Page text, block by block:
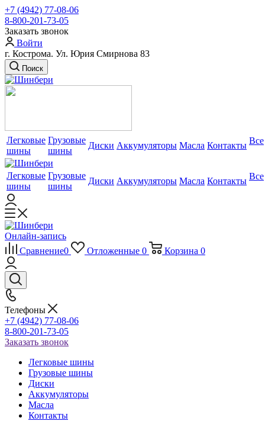
+7 (4942) 77-08-06
8-800-201-73-05
Заказать звонок
Войти
г. Кострома. Ул. Юрия Смирнова 83
Поиск
Легковые
шины
Грузовые
шины
Диски Аккумуляторы Масла Контакты Все
Легковые
шины
Грузовые
шины
Диски Аккумуляторы Масла Контакты Все
Онлайн-запись
Сравнение0 Отложенные 0 Корзина 0
Телефоны
+7 (4942) 77-08-06
8-800-201-73-05
Заказать звонок
Легковые шины
Грузовые шины
Диски
Аккумуляторы
Масла
Контакты